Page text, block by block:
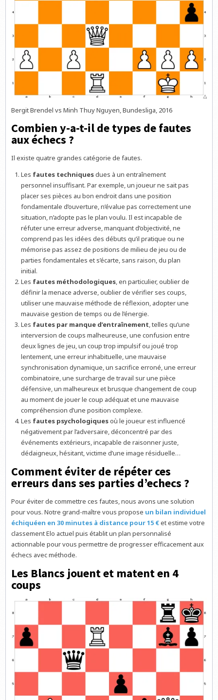
Bergit Brendel vs Minh Thuy Nguyen, Bundesliga, 2016
Combien y-a-t-il de types de fautes
aux échecs ?
Il existe quatre grandes catégorie de fautes.
Les fautes techniquesdues à un entraînement
personnel insuffisant. Par exemple, un joueur ne sait pas
placer ses pièces au bon endroit dans une position
fondamentale d’ouverture, n’évalue pas correctement une
situation, n’adopte pas le plan voulu. Il est incapable de
réfuter une erreur adverse, manquant d’objectivité, ne
comprend pas les idées des débuts qu’il pratique ou ne
mémorise pas assez de positions de milieu de jeu ou de
parties fondamentales et s’écarte, sans raison, du plan
initial.
Les fautes méthodologiques, en particulier, oublier de
définir la menace adverse, oublier de vérifier ses coups,
utiliser une mauvaise méthode de réflexion, adopter une
mauvaise gestion de temps ou de l’énergie.
Les fautes par manque d’entraînement, telles qu’une
interversion de coups malheureuse, une confusion entre
deux lignes de jeu, un coup trop impulsif ou joué trop
lentement, une erreur inhabituelle, une mauvaise
synchronisation dynamique, un sacrifice erroné, une erreur
combinatoire, une surcharge de travail sur une pièce
défensive, un malheureux et brusque changement de coup
au moment de jouer le coup adéquat et une mauvaise
compréhension d’une position complexe.
Les fautes psychologiquesoù le joueur est influencé
négativement par l’adversaire, déconcentré par des
événements extérieurs, incapable de raisonner juste,
dédaigneux, hésitant, victime d’une image résiduelle…
Comment éviter de répéter ces
erreurs dans ses parties d’echecs ?
Pour éviter de commettre ces fautes, nous avons une solution
pour vous. Notre grand-maître vous propose un bilan individuel
échiquéen en 30 minutes à distance pour 15 €et estime votre
classement Elo actuel puis établit un plan personnalisé
actionnable pour vous permettre de progresser efficacement aux
échecs avec méthode.
Les Blancs jouent et matent en 4
coups